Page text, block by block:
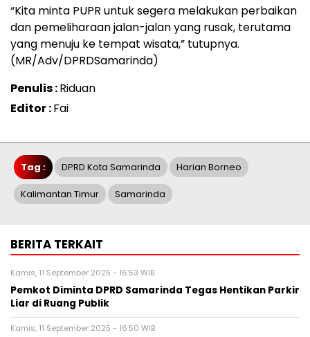
“Kita minta PUPR untuk segera melakukan perbaikan
dan pemeliharaan jalan-jalan yang rusak, terutama
yang menuju ke tempat wisata,” tutupnya.
(MR/Adv/DPRDSamarinda)
Penulis :Riduan
Editor :Fai
Tag : DPRD Kota Samarinda Harian Borneo
Kalimantan Timur Samarinda
BERITA TERKAIT
Kamis, 11 September 2025 - 16:53 WIB
Pemkot Diminta DPRD Samarinda Tegas Hentikan Parkir
Liar di Ruang Publik
Kamis, 11 September 2025 - 16:50 WIB